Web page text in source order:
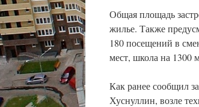
Общая площадь
жилье. Также
180 посещений в
мест, школа на 1300
Как ранее сообщил
Хуснуллин, возле